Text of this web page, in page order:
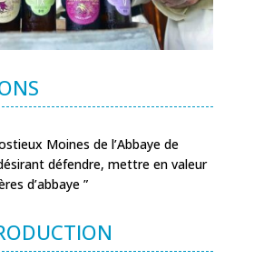
Moines de l’Abbaye de
défendre, mettre en valeur
d’abbaye ”